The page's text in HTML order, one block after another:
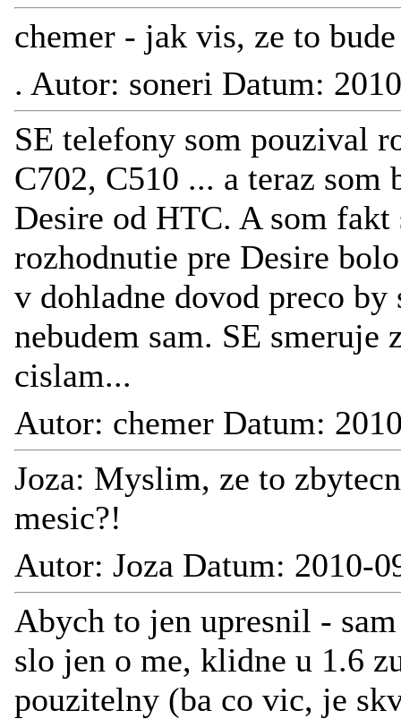
chemer - jak vis, ze to
. Autor: soneri Datum:
SE telefony som pouzival
C702, C510 ... a teraz
Desire od HTC. A som
rozhodnutie pre Desire
v dohladne dovod preco
nebudem sam. SE smeruje
cislam...
Autor: chemer Datum:
Joza: Myslim, ze to
mesic?!
Autor: Joza Datum: 2010-
Abych to jen upresnil -
slo jen o me, klidne u 1.6
pouzitelny (ba co vic, je